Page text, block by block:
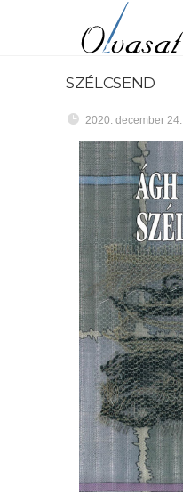
SZÉLCSEND
2020. december 24.